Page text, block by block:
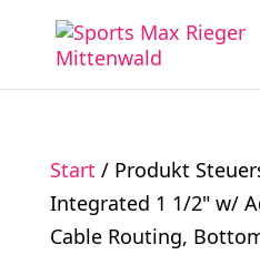
Start / Produkt
Integrated 1 1/2" w/
Cable Routing,